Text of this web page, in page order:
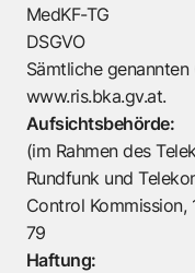
MedKF-TG
DSGVO
Sämtliche
www.ris.bka.gv.at.
Aufsichtsbehörde:
(im Rahmen des
Rundfunk und
Control Kommission,
79
Haftung: